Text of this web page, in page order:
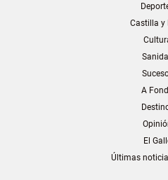
Castilla y
A
El
Últimas